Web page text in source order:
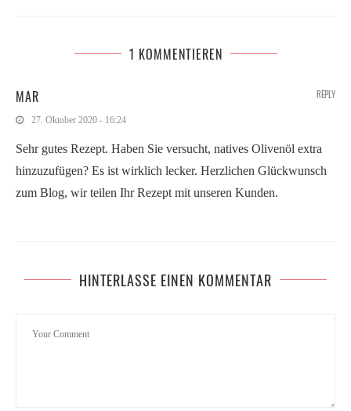
1 KOMMENTIEREN
MAR
27. Oktober 2020 - 16:24
Sehr gutes Rezept. Haben Sie versucht, natives Olivenöl extra
hinzuzufügen? Es ist wirklich lecker. Herzlichen Glückwunsch
zum Blog, wir teilen Ihr Rezept mit unseren Kunden.
REPLY
HINTERLASSE EINEN KOMMENTAR